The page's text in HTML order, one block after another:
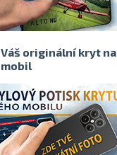
Váš originální kryt na
mobil